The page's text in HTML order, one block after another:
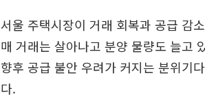
서울 주택시장이 거래 회복과 공급 감
매 거래는 살아나고 분양 물량도 늘고
향후 공급 불안 우려가 커지는 분위기
다.